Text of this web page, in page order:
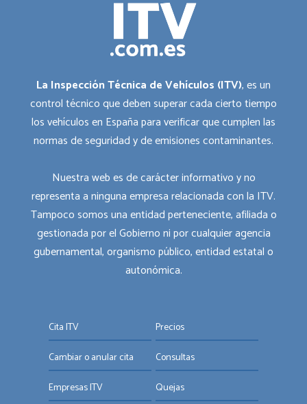
La Inspección Técnica de Vehículos (ITV), es un
control técnico que deben superar cada cierto tiempo
los vehículos en España para verificar que cumplen las
normas de seguridad y de emisiones contaminantes.
Nuestra web es de carácter informativo y no
representa a ninguna empresa relacionada con la ITV.
Tampoco somos una entidad perteneciente, afiliada o
gestionada por el Gobierno ni por cualquier agencia
gubernamental, organismo público, entidad estatal o
autonómica.
Cita ITV
Cambiar o anular cita
Empresas ITV
Precios
Consultas
Quejas